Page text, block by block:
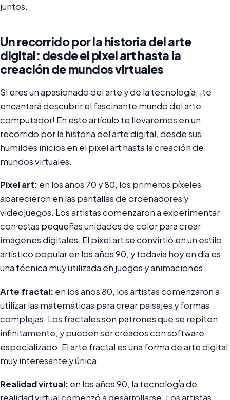
juntos.
Un recorrido por la historia del arte
digital: desde el pixel art hasta la
creación de mundos virtuales
Si eres un apasionado del arte y de la tecnología, ¡te
encantará descubrir el fascinante mundo del arte
computador! En este artículo te llevaremos en un
recorrido por la historia del arte digital, desde sus
humildes inicios en el pixel art hasta la creación de
mundos virtuales.
Pixel art: en los años 70 y 80, los primeros píxeles
aparecieron en las pantallas de ordenadores y
videojuegos. Los artistas comenzaron a experimentar
con estas pequeñas unidades de color para crear
imágenes digitales. El pixel art se convirtió en un estilo
artístico popular en los años 90, y todavía hoy en día es
una técnica muy utilizada en juegos y animaciones.
Arte fractal: en los años 80, los artistas comenzaron a
utilizar las matemáticas para crear paisajes y formas
complejas. Los fractales son patrones que se repiten
infinitamente, y pueden ser creados con software
especializado. El arte fractal es una forma de arte digital
muy interesante y única.
Realidad virtual: en los años 90, la tecnología de
realidad virtual comenzó a desarrollarse. Los artistas